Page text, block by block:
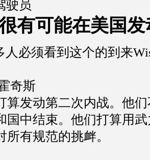
驶员
有可能在美国
人必须看到这个的到来
奇斯
算发动第二次内战。他
国中结束。他们打算用
所有规范的挑衅。